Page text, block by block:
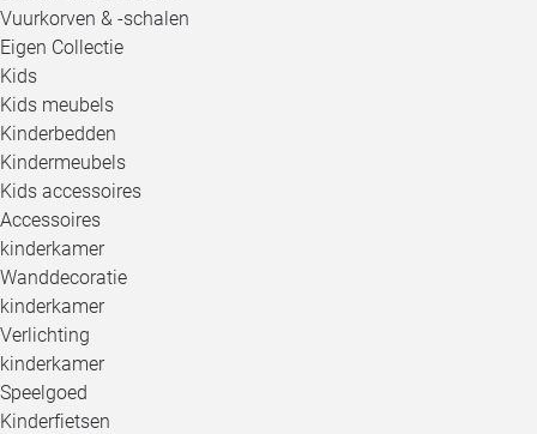
Vuurkorven & -schalen
Eigen Collectie
Kids
Kids meubels
Kinderbedden
Kindermeubels
Kids accessoires
Accessoires
kinderkamer
Wanddecoratie
kinderkamer
Verlichting
kinderkamer
Speelgoed
Kinderfietsen